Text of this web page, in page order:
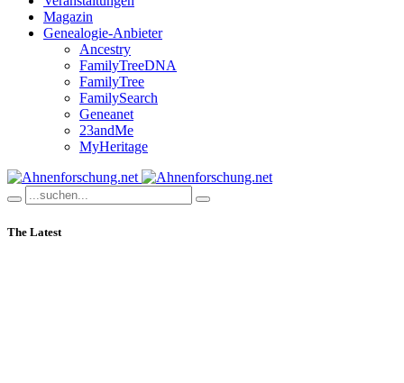
Magazin
Genealogie-Anbieter
Ancestry
FamilyTreeDNA
FamilyTree
FamilySearch
Geneanet
23andMe
MyHeritage
The Latest